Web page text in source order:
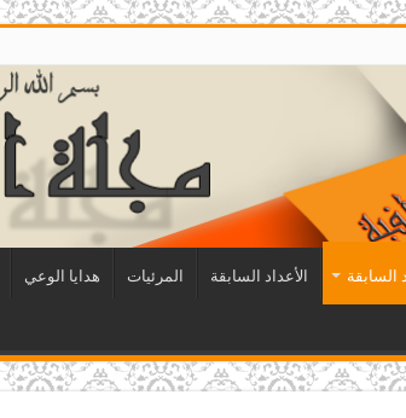
السابقة الأعداد السابقة المرئيات هدايا الوعي